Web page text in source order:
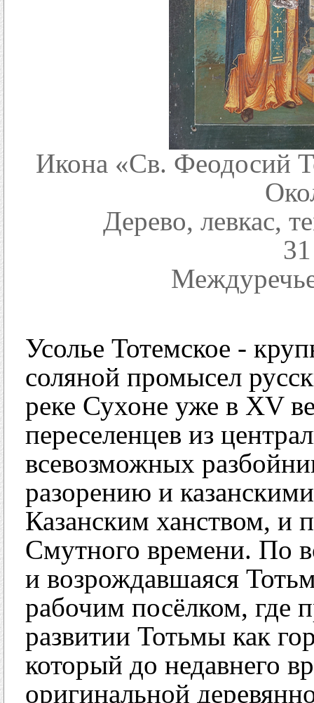
Икона «Св. Феодосий
Дерево, левкас,
Усолье Тотемское -
соляной промысел
реке Сухоне уже в XV
переселенцев из
всевозможных
разорению и
Казанским ханством, и
Смутного времени. По
и возрождавшаяся
рабочим посёлком, где
развитии Тотьмы как
который до недавнего
оригинальной